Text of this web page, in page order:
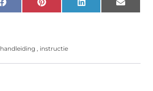
FacebookPinterest LinkedIn Email
handleiding , instructie